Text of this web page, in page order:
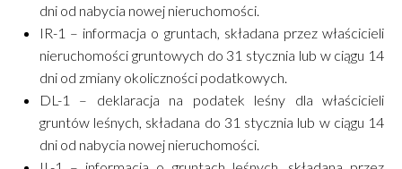
dni od nabycia nowej nieruchomości.
IR-1 – informacja o gruntach, składana przez właścicieli
nieruchomości gruntowych do 31 stycznia lub w ciągu 14
dni od zmiany okoliczności podatkowych.
DL-1 – deklaracja na podatek leśny dla właścicieli
gruntów leśnych, składana do 31 stycznia lub w ciągu 14
dni od nabycia nowej nieruchomości.